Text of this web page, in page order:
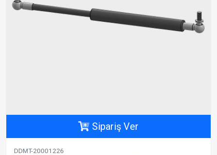
Sipariş Ver
DDMT-20001226